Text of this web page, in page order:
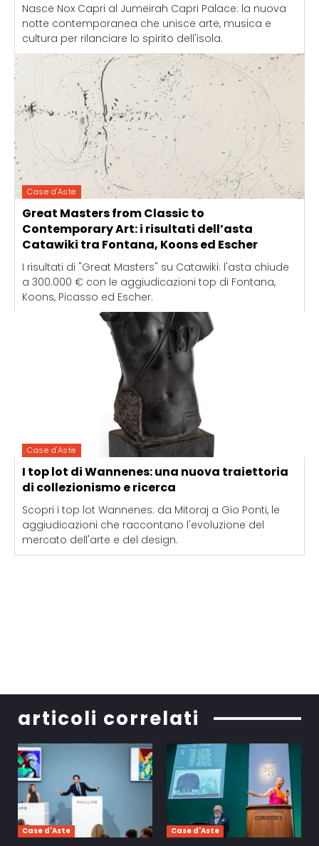
Nasce Nox Capri al Jumeirah Capri Palace: la nuova
notte contemporanea che unisce arte, musica e
cultura per rilanciare lo spirito dell'isola.
Case d'Aste
Great Masters from Classic to
Contemporary Art: i risultati dell’asta
Catawiki tra Fontana, Koons ed Escher
I risultati di "Great Masters" su Catawiki: l'asta chiude
a 300.000 € con le aggiudicazioni top di Fontana,
Koons, Picasso ed Escher.
Case d'Aste
I top lot di Wannenes: una nuova traiettoria
di collezionismo e ricerca
Scopri i top lot Wannenes: da Mitoraj a Gio Ponti, le
aggiudicazioni che raccontano l'evoluzione del
mercato dell'arte e del design.
articoli correlati
Case d'Aste Case d'Aste